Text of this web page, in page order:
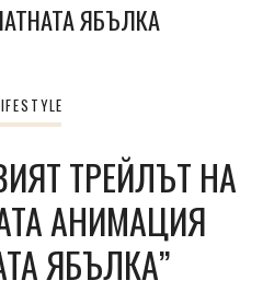
ЯБЪЛКА
ТРЕЙЛЪТ НА
АНИМАЦИЯ
ЯБЪЛКА”